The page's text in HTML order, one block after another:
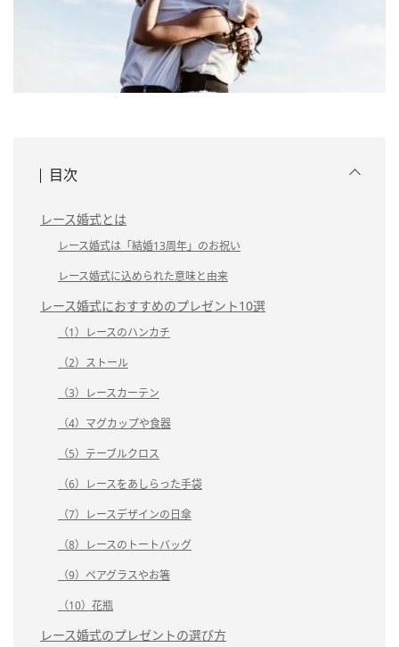
目次
レース婚式とは
レース婚式は「結婚13周年」のお祝い
レース婚式に込められた意味と由来
レース婚式におすすめのプレゼント10選
（1）レースのハンカチ
（2）ストール
（3）レースカーテン
（4）マグカップや食器
（5）テーブルクロス
（6）レースをあしらった手袋
（7）レースデザインの日傘
（8）レースのトートバッグ
（9）ペアグラスやお箸
（10）花瓶
レース婚式のプレゼントの選び方